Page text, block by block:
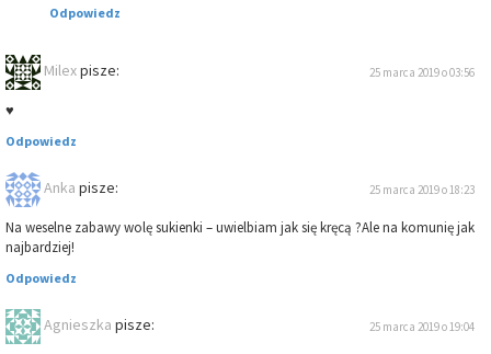
Odpowiedz
Milexpisze: 25 marca 2019 o 03:56
♥
Odpowiedz
Anka pisze: 25 marca 2019 o 18:23
Na weselne zabawy wolę sukienki – uwielbiam jak się kręcą ?Ale na komunię jak
najbardziej!
Odpowiedz
Agnieszka pisze: 25 marca 2019 o 19:04